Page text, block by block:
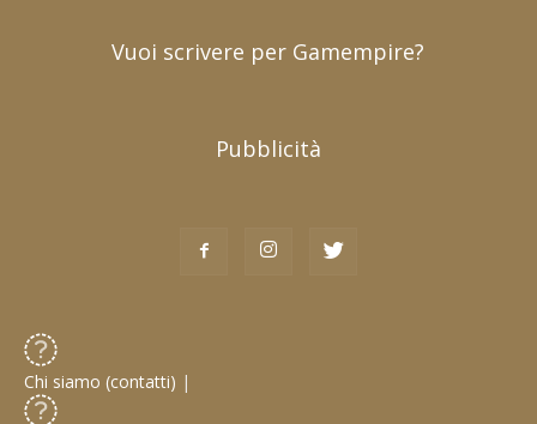
Vuoi scrivere per Gamempire?
Pubblicità
Chi siamo (contatti) |